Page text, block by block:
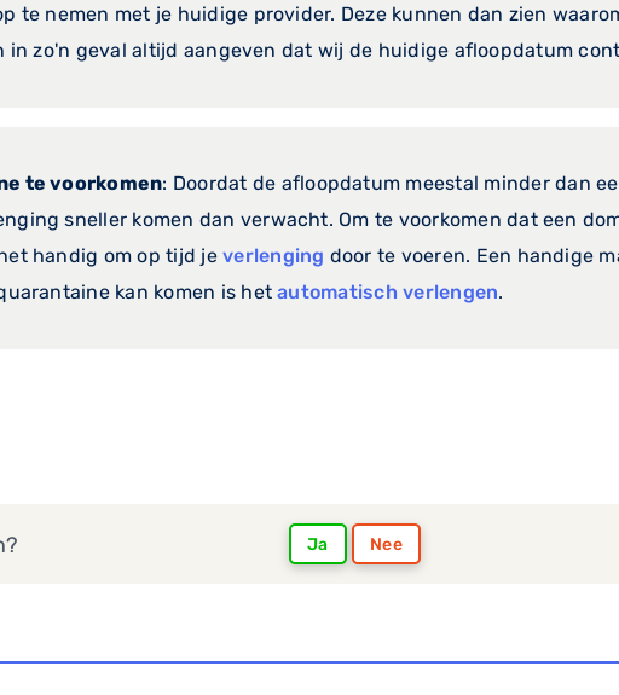
te nemen met je huidige provider. Deze kunnen dan zien
in zo'n geval altijd aangeven dat wij de huidige afloopdatum
te voorkomen: Doordat de afloopdatum meestal minder dan
sneller komen dan verwacht. Om te voorkomen dat een
handig om op tijd jeverlenging door te voeren. Een handige
kan komen is hetautomatisch verlengen.
Ja Nee